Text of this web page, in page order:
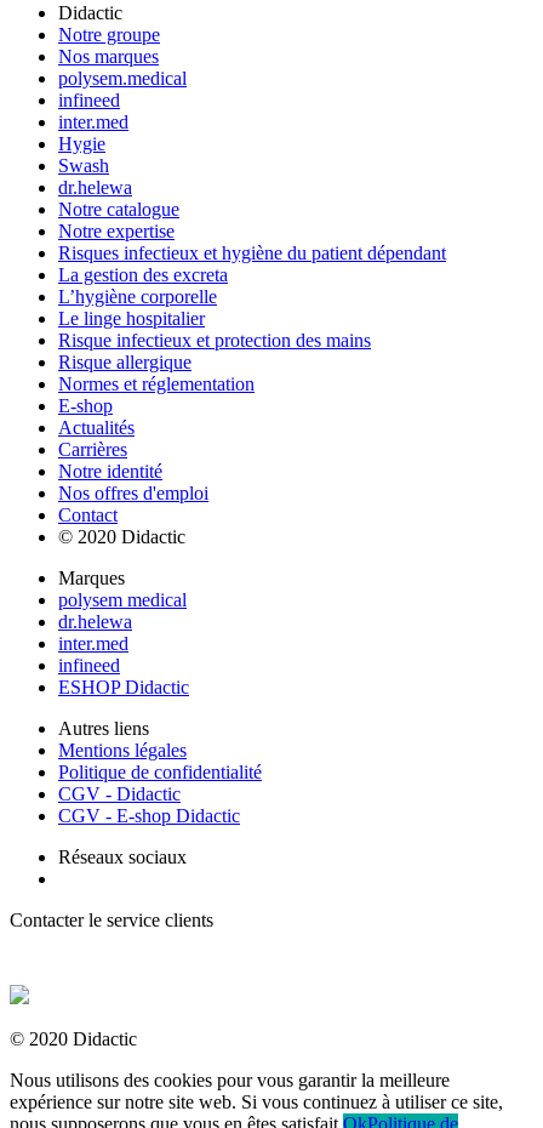
Didactic
Notre groupe
Nos marques
polysem.medical
infineed
inter.med
Hygie
Swash
dr.helewa
Notre catalogue
Notre expertise
Risques infectieux et hygiène du patient dépendant
La gestion des excreta
L’hygiène corporelle
Le linge hospitalier
Risque infectieux et protection des mains
Risque allergique
Normes et réglementation
E-shop
Actualités
Carrières
Notre identité
Nos offres d'emploi
Contact
© 2020 Didactic
Marques
polysem medical
dr.helewa
inter.med
infineed
ESHOP Didactic
Autres liens
Mentions légales
Politique de confidentialité
CGV - Didactic
CGV - E-shop Didactic
Réseaux sociaux
Contacter le service clients
© 2020 Didactic
Nous utilisons des cookies pour vous garantir la meilleure
expérience sur notre site web. Si vous continuez à utiliser ce site,
nous supposerons que vous en êtes satisfait. OkPolitique de